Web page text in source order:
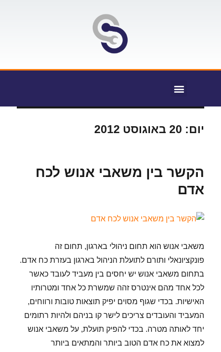
יום: 20 באוגוסט 2012
הקשר בין משאבי אנוש לכח
אדם
משאבי אנוש הוא תחום ניהולי בארגון, תחום זה
פונקציונאלי ותורם לתועלת הניהול בארגון בעזרת כח אדם.
בתחום משאבי אנוש יש יחסים בין מעביד לעובד כאשר
לכל אחד מהם אינטרס זהה שמשרת כל אחד ומטרותיו
האישיות. בכדי שגוף מסוים יפיק תוצאות טובות ורווחים,
המעביד והעובדים צריכים לישר קו בניהם ולהיות רתומים
יחד לאותה מטרה. בכדי להפיק תועלת, על משאבי אנוש
למצוא את כח אדם הטוב ביותר והמתאים ביותר